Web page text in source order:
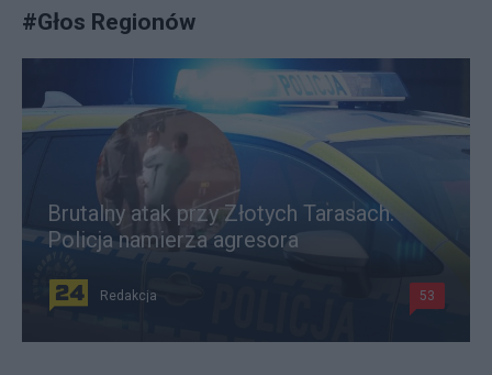
#Głos Regionów
Brutalny atak przy Złotych Tarasach.
Policja namierza agresora
Redakcja 53